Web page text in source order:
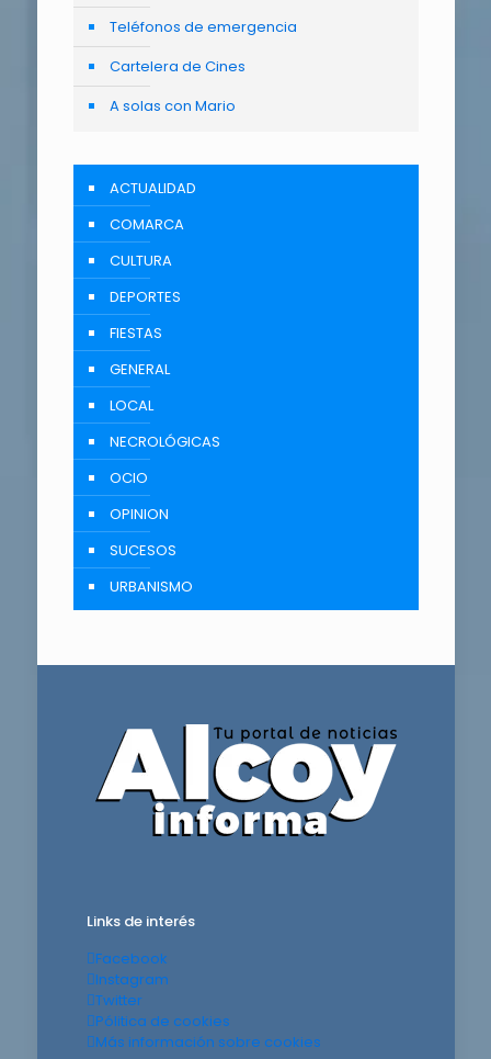
Teléfonos de emergencia
Cartelera de Cines
A solas con Mario
ACTUALIDAD
COMARCA
CULTURA
DEPORTES
FIESTAS
GENERAL
LOCAL
NECROLÓGICAS
OCIO
OPINION
SUCESOS
URBANISMO
Links de interés
Facebook
Instagram
Twitter
Pólitica de cookies
Más información sobre cookies